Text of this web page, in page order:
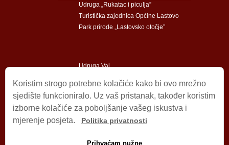
Udruga „Rukatac i piculja”
Turistička zajednica Općine Lastovo
Park prirode „Lastovsko otočje”
Udruga Val
Impressum
© 2009 – 2026 Općina Lastovo.
Koristim strogo potrebne kolačiće kako bi ovo mrežno
sjedište funkcioniralo. Uz vaš pristanak, također koristim
izborne kolačiće za poboljšanje vašeg iskustva i
mjerenje posjeta.
Politika privatnosti
Prihvaćam nužne